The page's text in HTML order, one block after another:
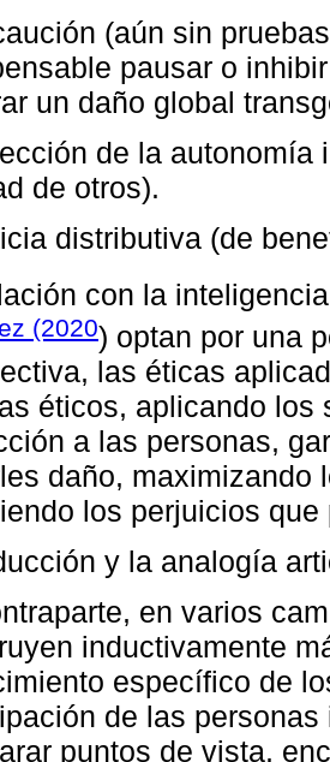
(aún sin
pausar o
un daño global
de la
de otros).
distributiva (de
con la
(2020) optan por una
las éticas
éticos, aplicando los
a las personas,
daño, maximizando
los perjuicios
y la analogía
en varios
inductivamente
específico de
de las
puntos de vista,